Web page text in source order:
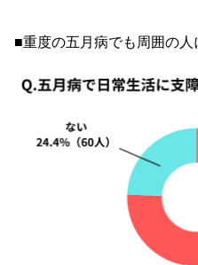
■重度の五月病でも周囲の人